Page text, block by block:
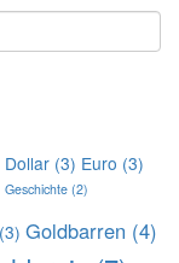
Dollar (3) Euro (3)
Geschichte (2)
(3) Goldbarren (4)